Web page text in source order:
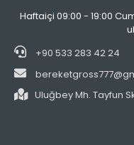
Haftaiçi 09:00 - 19:00
+90 533 283 42 24
Uluğbey Mh. Tayfun